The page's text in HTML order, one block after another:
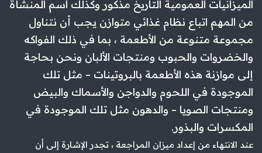
الميزانيات العمومية التاريخ مذكور وكذلك اسم المنشأة
من المهم اتباع نظام غذائي متوازن يجب أن نتناول
مجموعة متنوعة من الأطعمة ، بما في ذلك الفواكه
والخضروات والحبوب ومنتجات الألبان ونحن بحاجة
إلى موازنة هذه الأطعمة بالبروتينات – مثل تلك
الموجودة في اللحوم والدواجن والأسماك والبيض
ومنتجات الصويا – والدهون مثل تلك الموجودة في
المكسرات والبذور.
عند الانتهاء من إعداد ميزان المراجعة ، تجدر الإشارة إلى أن